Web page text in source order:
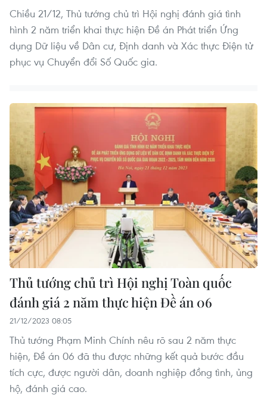
Chiều 21/12, Thủ tướng chủ trì Hội nghị đánh giá tình
hình 2 năm triển khai thực hiện Đề án Phát triển Ứng
dụng Dữ liệu về Dân cư, Định danh và Xác thực Điện tử
phục vụ Chuyển đổi Số Quốc gia.
Thủ tướng chủ trì Hội nghị Toàn quốc
đánh giá 2 năm thực hiện Đề án 06
21/12/2023 08:05
Thủ tướng Phạm Minh Chính nêu rõ sau 2 năm thực
hiện, Đề án 06 đã thu được những kết quả bước đầu
tích cực, được người dân, doanh nghiệp đồng tình, ủng
hộ, đánh giá cao.